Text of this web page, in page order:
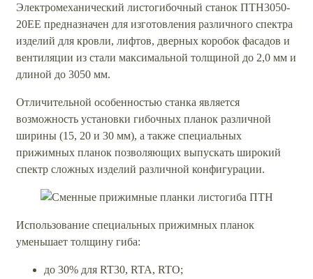
Электромеханический листогибочный станок ПТН3050-
20ЕЕ предназначен для изготовления различного спектра
изделий для кровли, лифтов, дверных коробок фасадов и
вентиляции из стали максимальной толщиной до 2,0 мм и
длиной до 3050 мм.
Отличительной особенностью станка является
возможность установки гибочных планок различной
ширины (15, 20 и 30 мм), а также специальных
прижимных планок позволяющих выпускать широкий
спектр сложных изделий различной конфигурации.
Использование специальных прижимных планок
уменьшает толщину гиба:
до 30% для RT30, RTA, RTO;